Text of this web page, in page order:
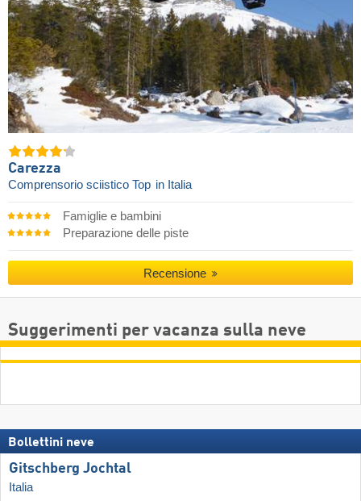
Carezza
Comprensorio sciistico Top in Italia
Famiglie e bambini
Preparazione delle piste
Recensione
Suggerimenti per vacanza sulla neve
Bollettini neve
Gitschberg Jochtal
Italia